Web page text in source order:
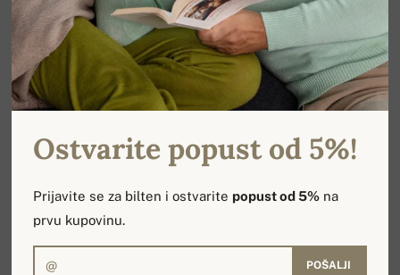
Ostvarite popust od 5%!
Prijavite se za bilten i ostvarite popust od 5% na
prvu kupovinu.
POŠALJI